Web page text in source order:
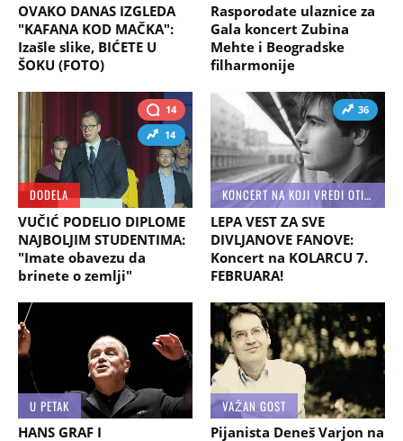
OVAKO DANAS IZGLEDA
"KAFANA KOD MAČKA":
Izašle slike, BIĆETE U
ŠOKU (FOTO)
Rasporodate ulaznice za
Gala koncert Zubina
Mehte i Beogradske
filharmonije
14
14
DODELA
VUČIĆ PODELIO DIPLOME
NAJBOLJIM STUDENTIMA:
"Imate obavezu da
brinete o zemlji"
36
KONCERT NA KOJI VREDI OTIĆI
LEPA VEST ZA SVE
DIVLJANOVE FANOVE:
Koncert na KOLARCU 7.
FEBRUARA!
U PETAK
HANS GRAF I
VAŽAN GOST
Pijanista Deneš Varjon na